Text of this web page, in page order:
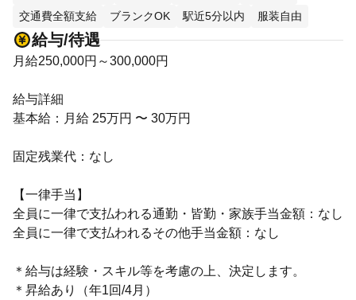
交通費全額支給
ブランクOK 駅近5分以内 服装自由
給与/待遇
月給250,000円～300,000円
給与詳細
基本給：月給 25万円 〜 30万円
固定残業代：なし
【一律手当】
全員に一律で支払われる通勤・皆勤・家族手当金額：なし
全員に一律で支払われるその他手当金額：なし
＊給与は経験・スキル等を考慮の上、決定します。
＊昇給あり（年1回/4月）